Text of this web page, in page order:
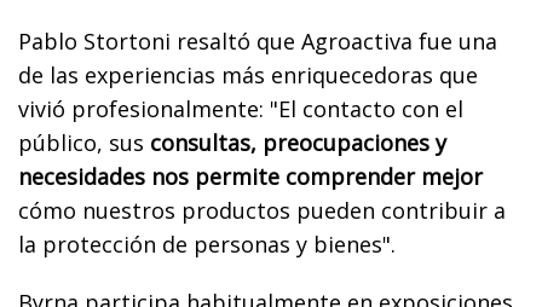
Pablo Stortoni resaltó que Agroactiva fue una
de las experiencias más enriquecedoras que
vivió profesionalmente: "El contacto con el
público, sus consultas, preocupaciones y
necesidades nos permite comprender mejor
cómo nuestros productos pueden contribuir a
la protección de personas y bienes".